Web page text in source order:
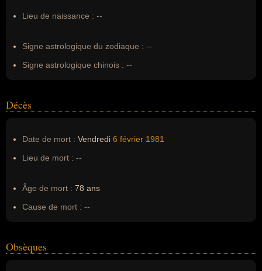
Lieu de naissance : --
Signe astrologique du zodiaque : --
Signe astrologique chinois : --
Décès
Date de mort : Vendredi 6 février 1981
Lieu de mort : --
Âge de mort : 78 ans
Cause de mort : --
Obsèques